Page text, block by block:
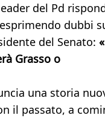
del Pd
dubbi
del Senato:
Grasso o
una storia
il passato, a